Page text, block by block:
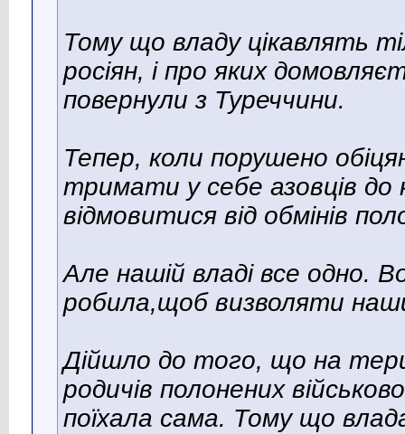
Тому що владу цікавлять
росіян, і про яких
повернули з Туреччини.
Тепер, коли порушено
тримати у себе азовців до
відмовитися від обмінів
Але нашій владі все одно.
робила,щоб визволяти
Дійшло до того, що на
родичів полонених
поїхала сама. Тому що